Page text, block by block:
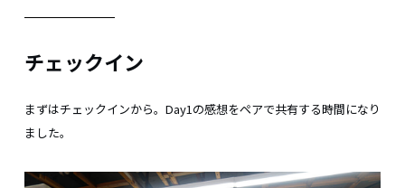
チェックイン
まずはチェックインから。Day1の感想をペアで共有する時間になり
ました。